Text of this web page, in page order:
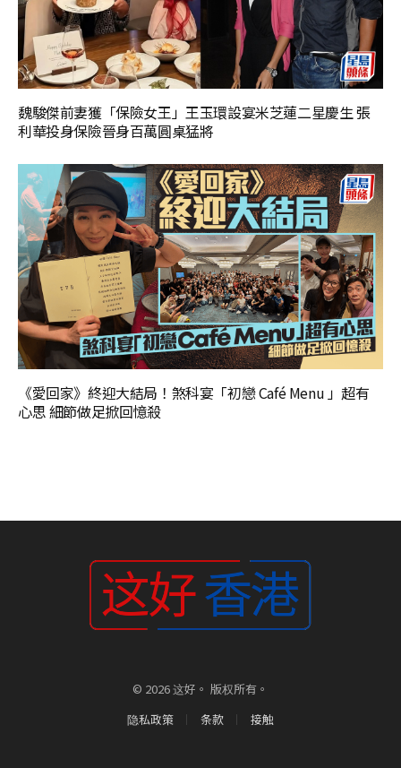
魏駿傑前妻獲「保險女王」王玉環設宴米芝蓮二星慶生 張
利華投身保險晉身百萬圓桌猛將
《愛回家》終迎大結局！煞科宴「初戀 Café Menu 」超有
心思 細節做足掀回憶殺
© 2026 这好。 版权所有。
隐私政策
条款 接触